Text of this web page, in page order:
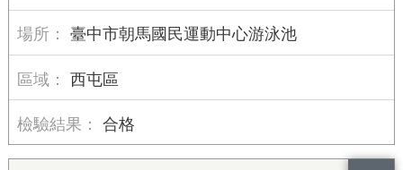
臺中市朝馬國民運動中心游泳池
西屯區
合格